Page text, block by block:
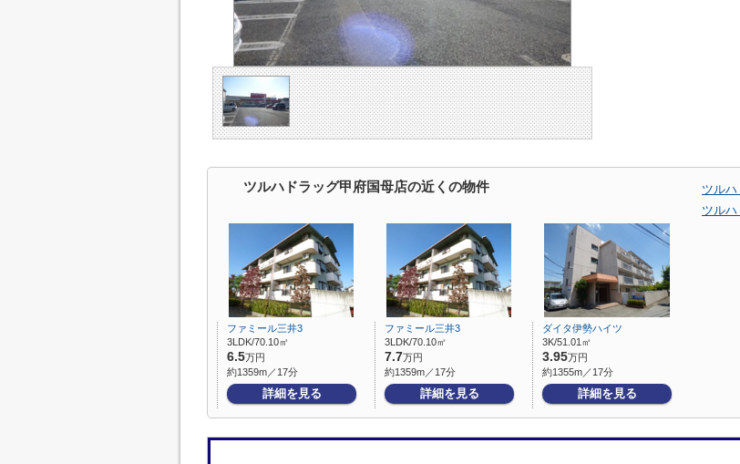
ツルハドラッグ甲府国母店の近くの物件
ツル
ツル
ファミール三井3
3LDK/70.10㎡
6.5万円
約1359m／17分
詳細を見る
ファミール三井3
3LDK/70.10㎡
7.7万円
約1359m／17分
詳細を見る
ダイタ伊勢ハイツ
3K/51.01㎡
3.95万円
約1355m／17分
詳細を見る